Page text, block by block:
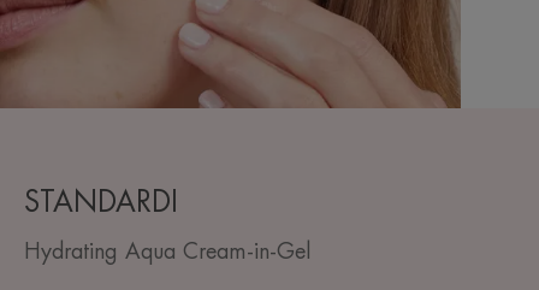
STANDARDI
Hydrating Aqua Cream-in-Gel